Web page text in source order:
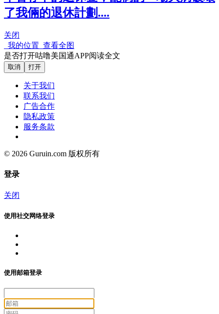
了我倆的退休計劃....
关闭
我的位置 查看全图
是否打开咕噜美国通APP阅读全文
取消 打开
关于我们
联系我们
广告合作
隐私政策
服务条款
© 2026 Guruin.com 版权所有
登录
关闭
使用社交网络登录
使用邮箱登录